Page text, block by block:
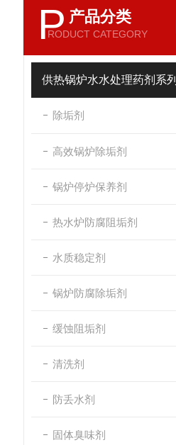
P 产品分类
RODUCT CATEGORY
供热锅炉水水处理药剂系列
除垢剂
高效锅炉除垢剂
锅炉停炉保养剂
热水炉防腐阻垢剂
水质稳定剂
锅炉防腐除垢剂
缓蚀阻垢剂
清洗剂
防丢水剂
固体臭味剂